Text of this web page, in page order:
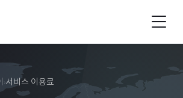
›서비스 이용료